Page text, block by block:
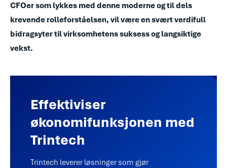
CFOer som lykkes med denne moderne og til dels
krevende rolleforståelsen, vil være en svært verdifull
bidragsyter til virksomhetens suksess og langsiktige
vekst.
Effektiviser
økonomifunksjonen med
Trintech
Trintech leverer løsninger som gjør